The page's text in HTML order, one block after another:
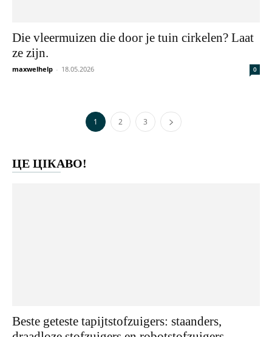
Die vleermuizen die door je tuin cirkelen? Laat
ze zijn.
maxwelhelp - 18.05.2026 0
1 2 3
ЦЕ ЦІКАВО!
Beste geteste tapijtstofzuigers: staanders,